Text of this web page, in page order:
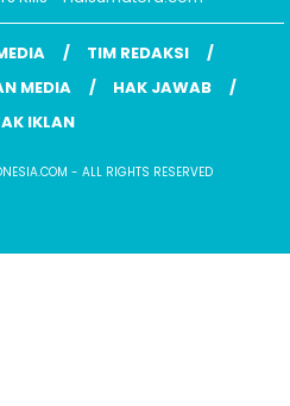
TIM REDAKSI
MEDIA
HAK JAWAB
IKLAN
- ALL RIGHTS RESERVED